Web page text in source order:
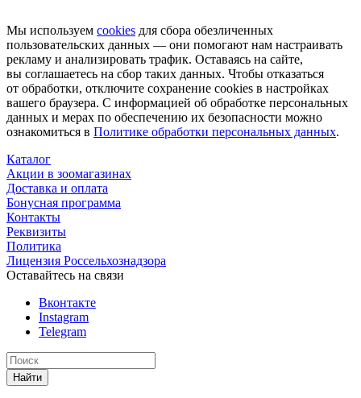
Мы используем cookies для сбора обезличенных
пользовательских данных — они помогают нам настраивать
рекламу и анализировать трафик. Оставаясь на сайте,
вы соглашаетесь на сбор таких данных. Чтобы отказаться
от обработки, отключите сохранение cookies в настройках
вашего браузера. С информацией об обработке персональных
данных и мерах по обеспечению их безопасности можно
ознакомиться в Политике обработки персональных данных.
Каталог
Акции в зоомагазинах
Доставка и оплата
Бонусная программа
Контакты
Реквизиты
Политика
Лицензия Россельхознадзора
Оставайтесь на связи
Вконтакте
Instagram
Telegram
Найти